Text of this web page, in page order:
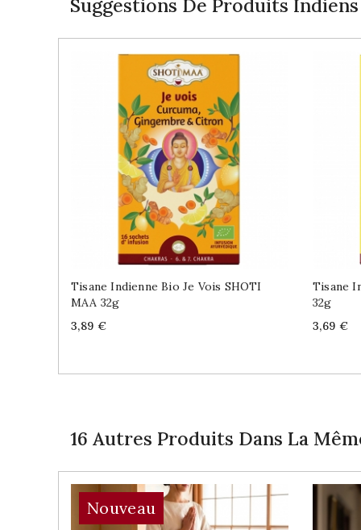
Suggestions De Produits Indiens
Tisane Indienne Bio Je Vois SHOTI
MAA 32g
Price
3,89 €
Tisane
32g
Price
3,69 €
16 Autres Produits Dans La
Nouveau